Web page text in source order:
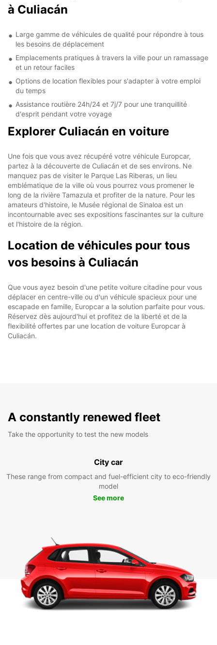
à Culiacán
Large gamme de véhicules de qualité pour répondre à tous
les besoins de déplacement
Emplacements pratiques à travers la ville pour un ramassage
et un retour faciles
Options de location flexibles pour s'adapter à votre emploi
du temps
Assistance routière 24h/24 et 7j/7 pour une tranquillité
d'esprit pendant votre voyage
Explorer Culiacán en voiture
Une fois que vous avez récupéré votre véhicule Europcar,
partez à la découverte de Culiacán et de ses environs. Ne
manquez pas de visiter le Parque Las Riberas, un lieu
emblématique de la ville où vous pourrez vous promener le
long de la rivière Tamazula et profiter de la nature. Pour les
amateurs d'histoire, le Musée régional de Sinaloa est un
incontournable avec ses expositions fascinantes sur la culture
et l'histoire de la région.
Location de véhicules pour tous
vos besoins à Culiacán
Que vous ayez besoin d'une petite voiture citadine pour vous
déplacer en centre-ville ou d'un véhicule spacieux pour une
escapade en famille, Europcar a la solution parfaite pour vous.
Réservez dès aujourd'hui et profitez de la liberté et de la
flexibilité offertes par une location de voiture Europcar à
Culiacán.
A constantly renewed fleet
Take the opportunity to test the new models
City car
These range from compact and fuel-efficient city to eco-friendly
model
See more